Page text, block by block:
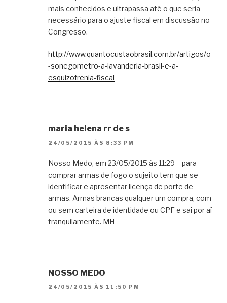
mais conhecidos e ultrapassa até o que seria
necessário para o ajuste fiscal em discussão no
Congresso.
http://www.quantocustaobrasil.com.br/artigos/o
-sonegometro-a-lavanderia-brasil-e-a-
esquizofrenia-fiscal
maria helena rr de s
24/05/2015 ÀS 8:33 PM
Nosso Medo, em 23/05/2015 às 11:29 – para
comprar armas de fogo o sujeito tem que se
identificar e apresentar licença de porte de
armas. Armas brancas qualquer um compra, com
ou sem carteira de identidade ou CPF e sai por aí
tranquilamente. MH
NOSSO MEDO
24/05/2015 ÀS 11:50 PM